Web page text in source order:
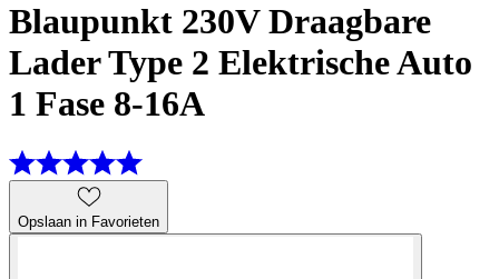
Blaupunkt 230V Draagbare
Lader Type 2 Elektrische Auto
1 Fase 8-16A
Opslaan in Favorieten